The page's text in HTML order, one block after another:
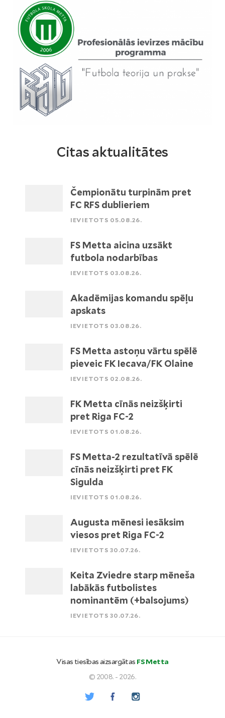
Citas aktualitātes
Čempionātu turpinām pret
FC RFS dublieriem
IEVIETOTS 05.08.26.
FS Metta aicina uzsākt
futbola nodarbības
IEVIETOTS 03.08.26.
Akadēmijas komandu spēļu
apskats
IEVIETOTS 03.08.26.
FS Metta astoņu vārtu spēlē
pieveic FK Iecava/FK Olaine
IEVIETOTS 02.08.26.
FK Metta cīnās neizšķirti
pret Riga FC-2
IEVIETOTS 01.08.26.
FS Metta-2 rezultatīvā spēlē
cīnās neizšķirti pret FK
Sigulda
IEVIETOTS 01.08.26.
Augusta mēnesi iesāksim
viesos pret Riga FC-2
IEVIETOTS 30.07.26.
Keita Zviedre starp mēneša
labākās futbolistes
nominantēm (+balsojums)
IEVIETOTS 30.07.26.
Visas tiesības aizsargātas FS Metta
© 2008. - 2026.